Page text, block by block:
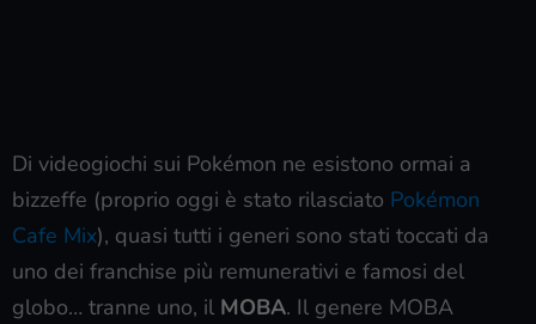
Di videogiochi sui Pokémon ne esistono ormai a
bizzeffe (proprio oggi è stato rilasciato Pokémon
Cafe Mix), quasi tutti i generi sono stati toccati da
uno dei franchise più remunerativi e famosi del
globo… tranne uno, il MOBA. Il genere MOBA